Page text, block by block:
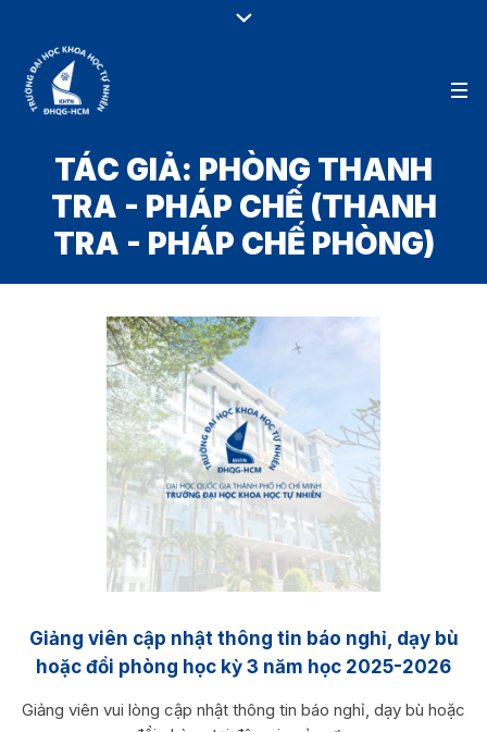
TÁC GIẢ: PHÒNG THANH
TRA - PHÁP CHẾ (THANH
TRA - PHÁP CHẾ PHÒNG)
Giảng viên cập nhật thông tin báo nghỉ, dạy bù
hoặc đổi phòng học kỳ 3 năm học 2025-2026
Giảng viên vui lòng cập nhật thông tin báo nghỉ, dạy bù hoặc